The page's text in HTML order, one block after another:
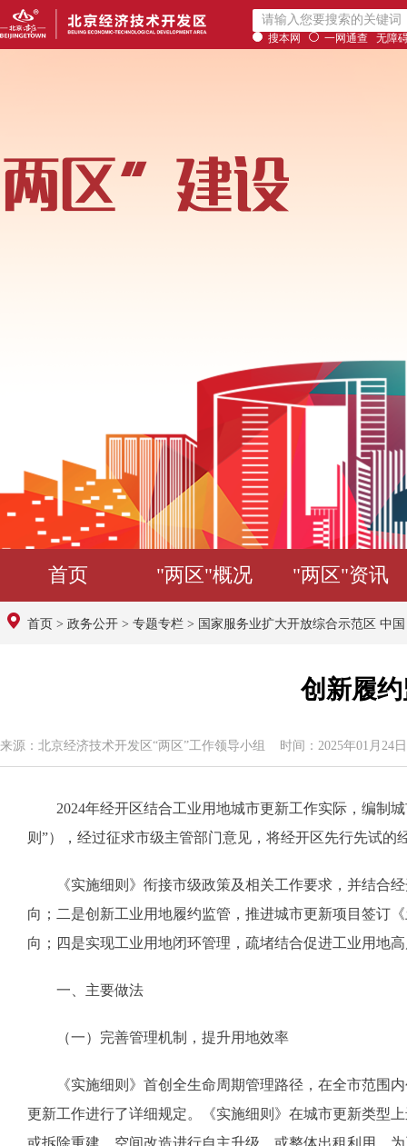
搜本网 一网通查 无障
首页 "两区"概况 "两区"资讯
首页 > 政务公开 > 专题专栏 > 国家服务业扩大开放综合示范区 中
创新履
来源：北京经济技术开发区“两区”工作领导小组 时间：2025年01月24
2024年经开区结合工业用地城市更新工作实际，编制城
则”），经过征求市级主管部门意见，将经开区先行先试
《实施细则》衔接市级政策及相关工作要求，并结合经
向；二是创新工业用地履约监管，推进城市更新项目签订
向；四是实现工业用地闭环管理，疏堵结合促进工业用地
一、主要做法
（一）完善管理机制，提升用地效率
《实施细则》首创全生命周期管理路径，在全市范围内
更新工作进行了详细规定。《实施细则》在城市更新类型
或拆除重建、空间改造进行自主升级，或整体出租利用，